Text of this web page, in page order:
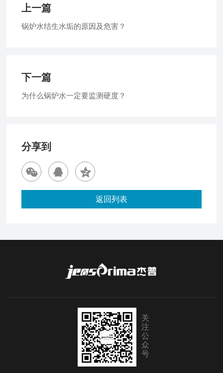
上一篇
锅炉水结生水垢的原因及危害？
下一篇
为什么锅炉水一定要监测硬度？
分享到
返回列表
关
注
公
众
号